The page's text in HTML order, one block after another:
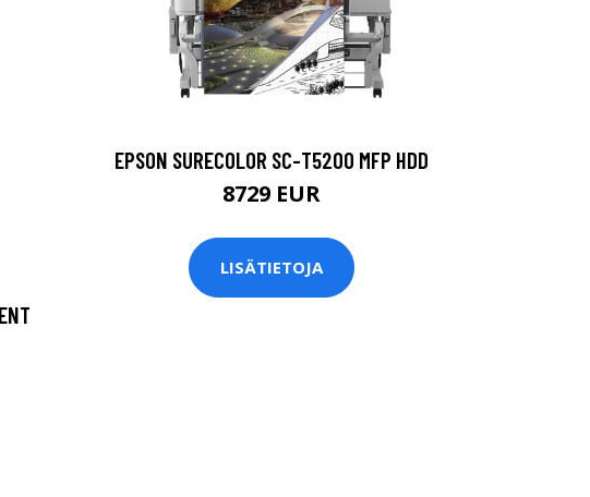
EPSON SURECOLOR SC-T5200 MFP HDD
8729 EUR
LISÄTIETOJA